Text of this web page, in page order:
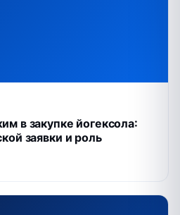
в закупке йогексола:
заявки и роль